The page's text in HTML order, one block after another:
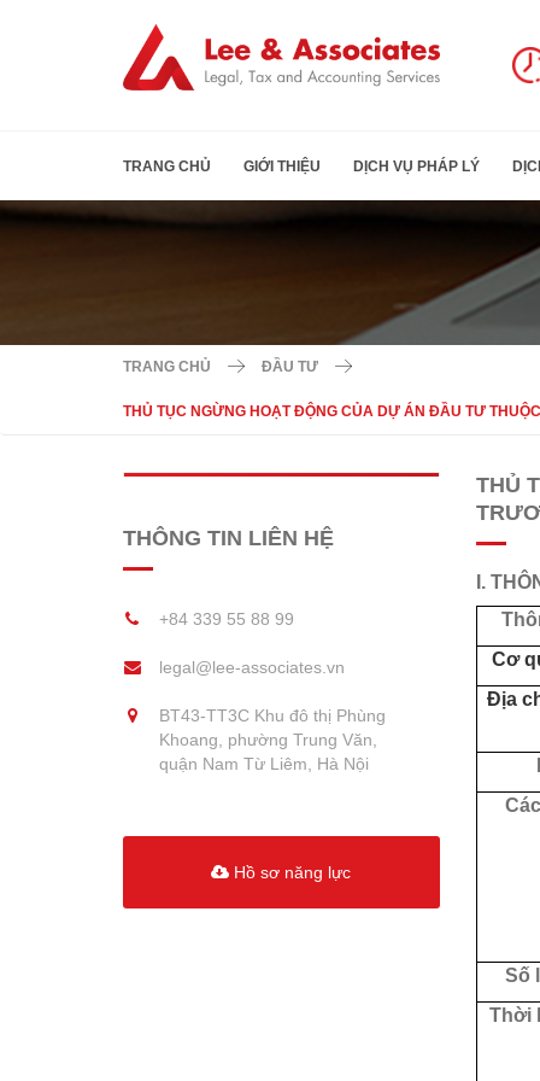
TRANG CHỦ GIỚI THIỆU DỊCH VỤ PHÁP LÝ
TRANG CHỦ ĐẦU TƯ
THỦ TỤC NGỪNG HOẠT ĐỘNG CỦA DỰ ÁN ĐẦU TƯ
THỦ
I.
Cơ
Địa
Số
Thời
THÔNG TIN LIÊN HỆ
+84 339 55 88 99
legal@lee-associates.vn
BT43-TT3C Khu đô thị Phùng
Khoang, phường Trung Văn,
quận Nam Từ Liêm, Hà Nội
Hồ sơ năng lực